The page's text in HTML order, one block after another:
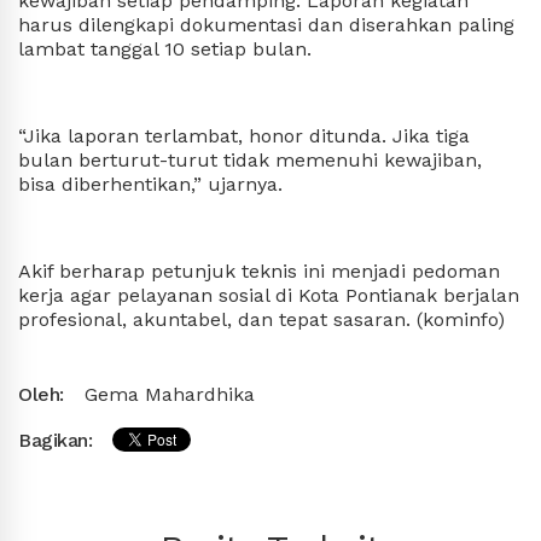
harus dilengkapi dokumentasi dan diserahkan paling
lambat tanggal 10 setiap bulan.
“Jika laporan terlambat, honor ditunda. Jika tiga
bulan berturut-turut tidak memenuhi kewajiban,
bisa diberhentikan,” ujarnya.
Akif berharap petunjuk teknis ini menjadi pedoman
kerja agar pelayanan sosial di Kota Pontianak berjalan
profesional, akuntabel, dan tepat sasaran. (kominfo)
Oleh:
Gema Mahardhika
Bagikan: